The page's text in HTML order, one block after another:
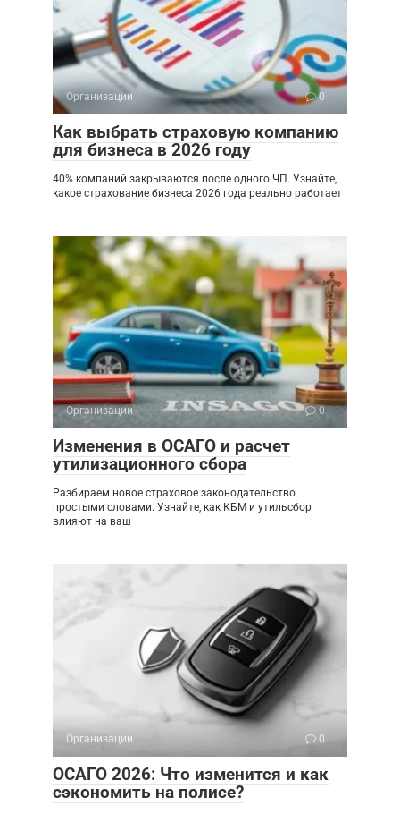
Организации 0
Как выбрать страховую компанию
для бизнеса в 2026 году
40% компаний закрываются после одного ЧП. Узнайте,
какое страхование бизнеса 2026 года реально работает
Организации 0
Изменения в ОСАГО и расчет
утилизационного сбора
Разбираем новое страховое законодательство
простыми словами. Узнайте, как КБМ и утильсбор
влияют на ваш
Организации 0
ОСАГО 2026: Что изменится и как
сэкономить на полисе?